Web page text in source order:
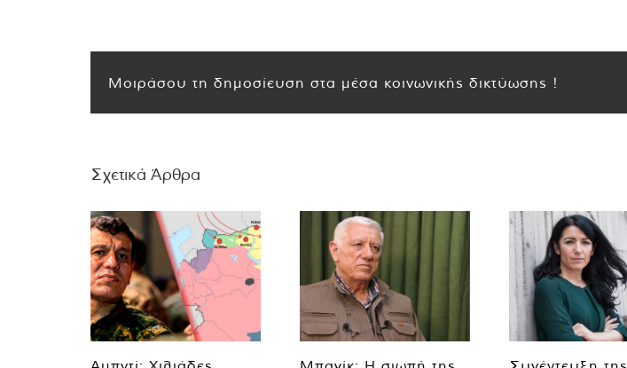
Μοιράσου τη δημοσίευση στα μέσα κοινωνικής δικτύωσης !
Σχετικά Άρθρα